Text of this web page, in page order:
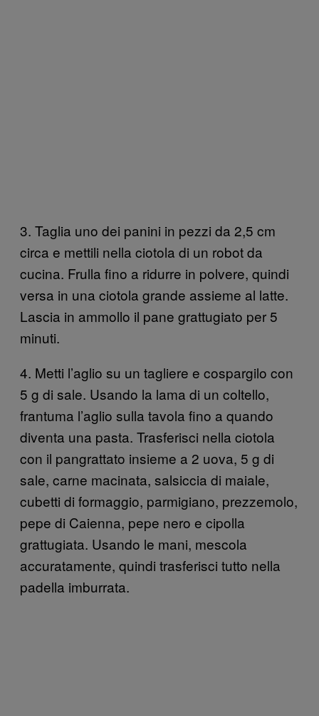
3. Taglia uno dei panini in pezzi da 2,5 cm
circa e mettili nella ciotola di un robot da
cucina. Frulla fino a ridurre in polvere, quindi
versa in una ciotola grande assieme al latte.
Lascia in ammollo il pane grattugiato per 5
minuti.
4. Metti l’aglio su un tagliere e cospargilo con
5 g di sale. Usando la lama di un coltello,
frantuma l’aglio sulla tavola fino a quando
diventa una pasta. Trasferisci nella ciotola
con il pangrattato insieme a 2 uova, 5 g di
sale, carne macinata, salsiccia di maiale,
cubetti di formaggio, parmigiano, prezzemolo,
pepe di Caienna, pepe nero e cipolla
grattugiata. Usando le mani, mescola
accuratamente, quindi trasferisci tutto nella
padella imburrata.